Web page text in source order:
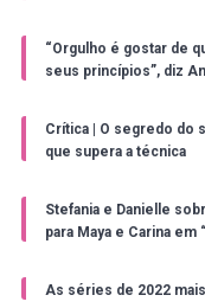
“Orgulho é gostar de
seus princípios”, diz
Crítica | O segredo do
que supera a técnica
Stefania e Danielle
para Maya e Carina em
As séries de 2022